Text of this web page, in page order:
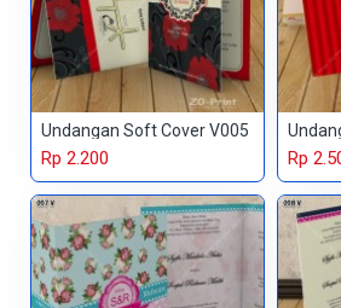
Undangan Soft Cover V005
Rp 2.200 Rp